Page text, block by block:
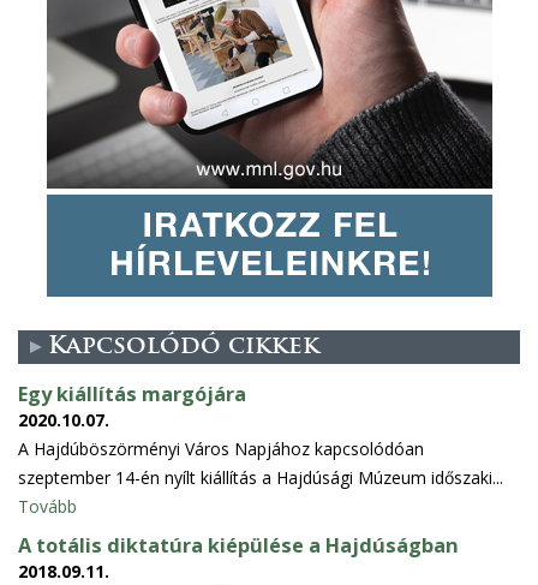
Kapcsolódó cikkek
Egy kiállítás margójára
2020.10.07.
A Hajdúböszörményi Város Napjához kapcsolódóan
szeptember 14-én nyílt kiállítás a Hajdúsági Múzeum időszaki...
Tovább
A totális diktatúra kiépülése a Hajdúságban
2018.09.11.